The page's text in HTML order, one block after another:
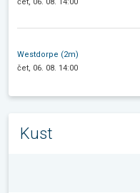
čet, 06. 08. 14:00
Westdorpe (2m)
čet, 06. 08. 14:00
Kust